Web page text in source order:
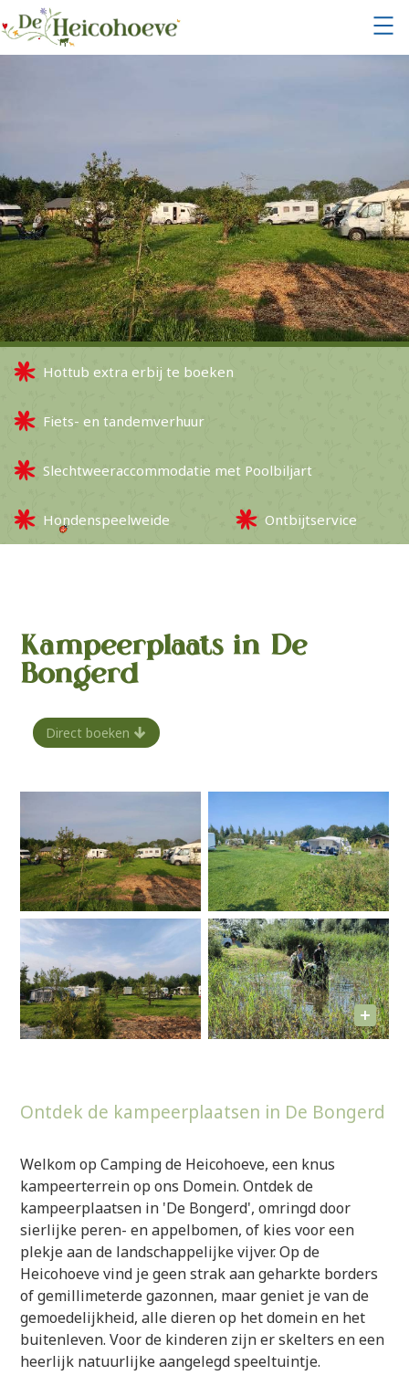
Hottub extra erbij te boeken
Fiets- en tandemverhuur
Slechtweeraccommodatie met Poolbiljart
Hondenspeelweide Ontbijtservice
Kampeerplaats in De
Bongerd
Direct boeken
Ontdek de kampeerplaatsen in De Bongerd
Welkom op Camping de Heicohoeve, een knus
kampeerterrein op ons Domein. Ontdek de
kampeerplaatsen in 'De Bongerd', omringd door
sierlijke peren- en appelbomen, of kies voor een
plekje aan de landschappelijke vijver. Op de
Heicohoeve vind je geen strak aan geharkte borders
of gemillimeterde gazonnen, maar geniet je van de
gemoedelijkheid, alle dieren op het domein en het
buitenleven. Voor de kinderen zijn er skelters en een
heerlijk natuurlijke aangelegd speeltuintje.